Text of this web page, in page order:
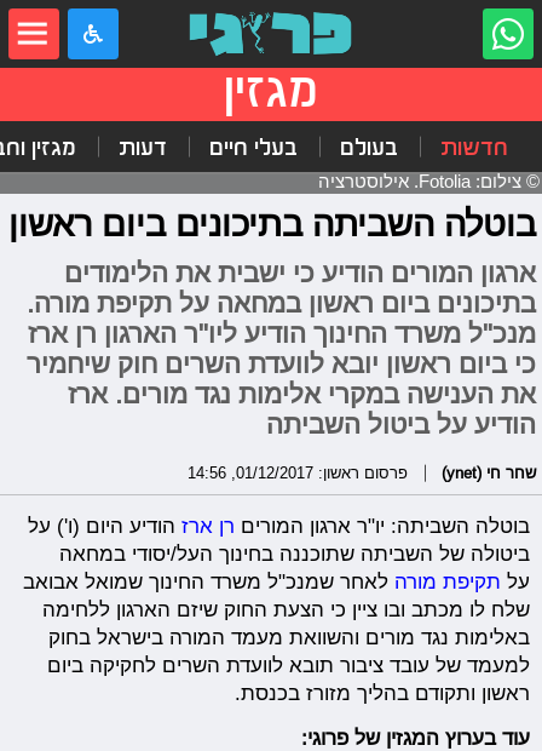
מגזין
חדשות בעולם בעלי חיים דעות מגזין
© צילום: Fotolia. אילוסטרציה
בוטלה השביתה בתיכונים ביום ראשון
ארגון המורים הודיע כי ישבית את הלימודים
בתיכונים ביום ראשון במחאה על תקיפת מורה.
מנכ"ל משרד החינוך הודיע ליו"ר הארגון רן ארז
כי ביום ראשון יובא לוועדת השרים חוק שיחמיר
את הענישה במקרי אלימות נגד מורים. ארז
הודיע על ביטול השביתה
שחר חי (ynet) פרסום ראשון: 01/12/2017, 14:56
בוטלה השביתה: יו"ר ארגון המורים רן ארז הודיע היום (ו') על
ביטולה של השביתה שתוכננה בחינוך העל/יסודי במחאה
על תקיפת מורה לאחר שמנכ"ל משרד החינוך שמואל אבואב
שלח לו מכתב ובו ציין כי הצעת החוק שיזם הארגון ללחימה
באלימות נגד מורים והשוואת מעמד המורה בישראל בחוק
למעמד של עובד ציבור תובא לוועדת השרים לחקיקה ביום
ראשון ותקודם בהליך מזורז בכנסת.
עוד בערוץ המגזין של פרוגי: